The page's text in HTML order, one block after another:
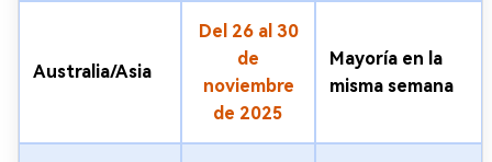
Australia/Asia
Del 26 al 30
de
noviembre
de 2025
Mayoría en la
misma semana